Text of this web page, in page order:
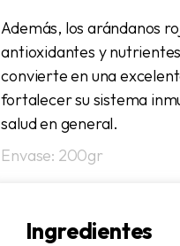
Además, los arándanos
antioxidantes y
convierte en una
fortalecer su sistema
salud en general.
Envase: 200gr
Ingredientes